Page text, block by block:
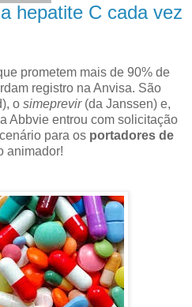
hepatite C cada vez
prometem mais de 90% de
registro na Anvisa. São
o simeprevir (da Janssen) e,
Abbvie entrou com solicitação
para os portadores de
animador!